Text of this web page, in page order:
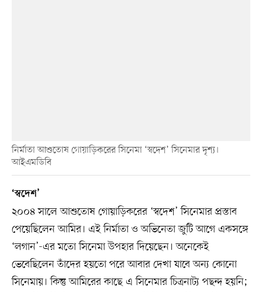
নির্মাতা আশুতোষ গোয়াড়িকরের সিনেমা ‘স্বদেশ’ সিনেমার দৃশ্য।
আইএমডিবি
‘স্বদেশ’
২০০৪ সালে আশুতোষ গোয়াড়িকরের ‘স্বদেশ’ সিনেমার প্রস্তাব
পেয়েছিলেন আমির। এই নির্মাতা ও অভিনেতা জুটি আগে একসঙ্গে
‘লগান’-এর মতো সিনেমা উপহার দিয়েছেন। অনেকেই
ভেবেছিলেন তাঁদের হয়তো পরে আবার দেখা যাবে অন্য কোনো
সিনেমায়। কিন্তু আমিরের কাছে এ সিনেমার চিত্রনাট্য পছন্দ হয়নি;